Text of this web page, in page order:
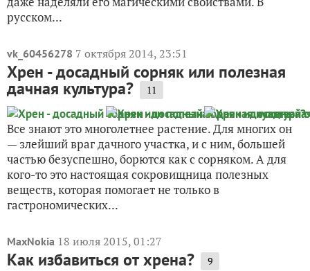
русском...
vk_60456278 7 октября 2014, 23:51
Хрен - досадный сорняк или полезная
дачная культура? 11
Все знают это многолетнее растение. Для многих он
— злейший враг дачного участка, и с ним, большей
частью безуспешно, борются как с сорняком. А для
кого-то это настоящая сокровищница полезных
веществ, которая помогает не только в
гастрономических...
MaxNokia 18 июля 2015, 01:27
Как избавиться от хрена? 9